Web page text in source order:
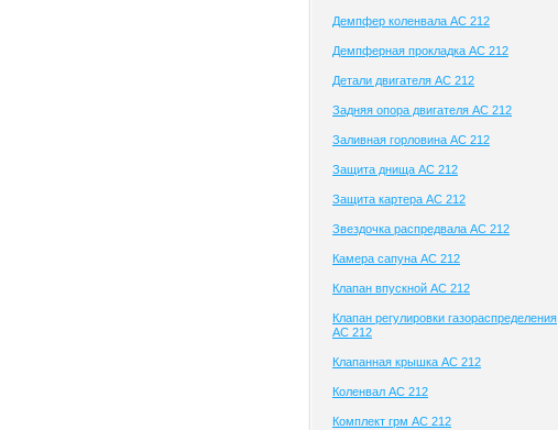
Демпфер коленвала AC 212
Демпферная прокладка AC 212
Детали двигателя AC 212
Задняя опора двигателя AC 212
Заливная горловина AC 212
Защита днища AC 212
Защита картера AC 212
Звездочка распредвала AC 212
Камера сапуна AC 212
Клапан впускной AC 212
Клапан регулировки газораспределения
AC 212
Клапанная крышка AC 212
Коленвал AC 212
Комплект грм AC 212